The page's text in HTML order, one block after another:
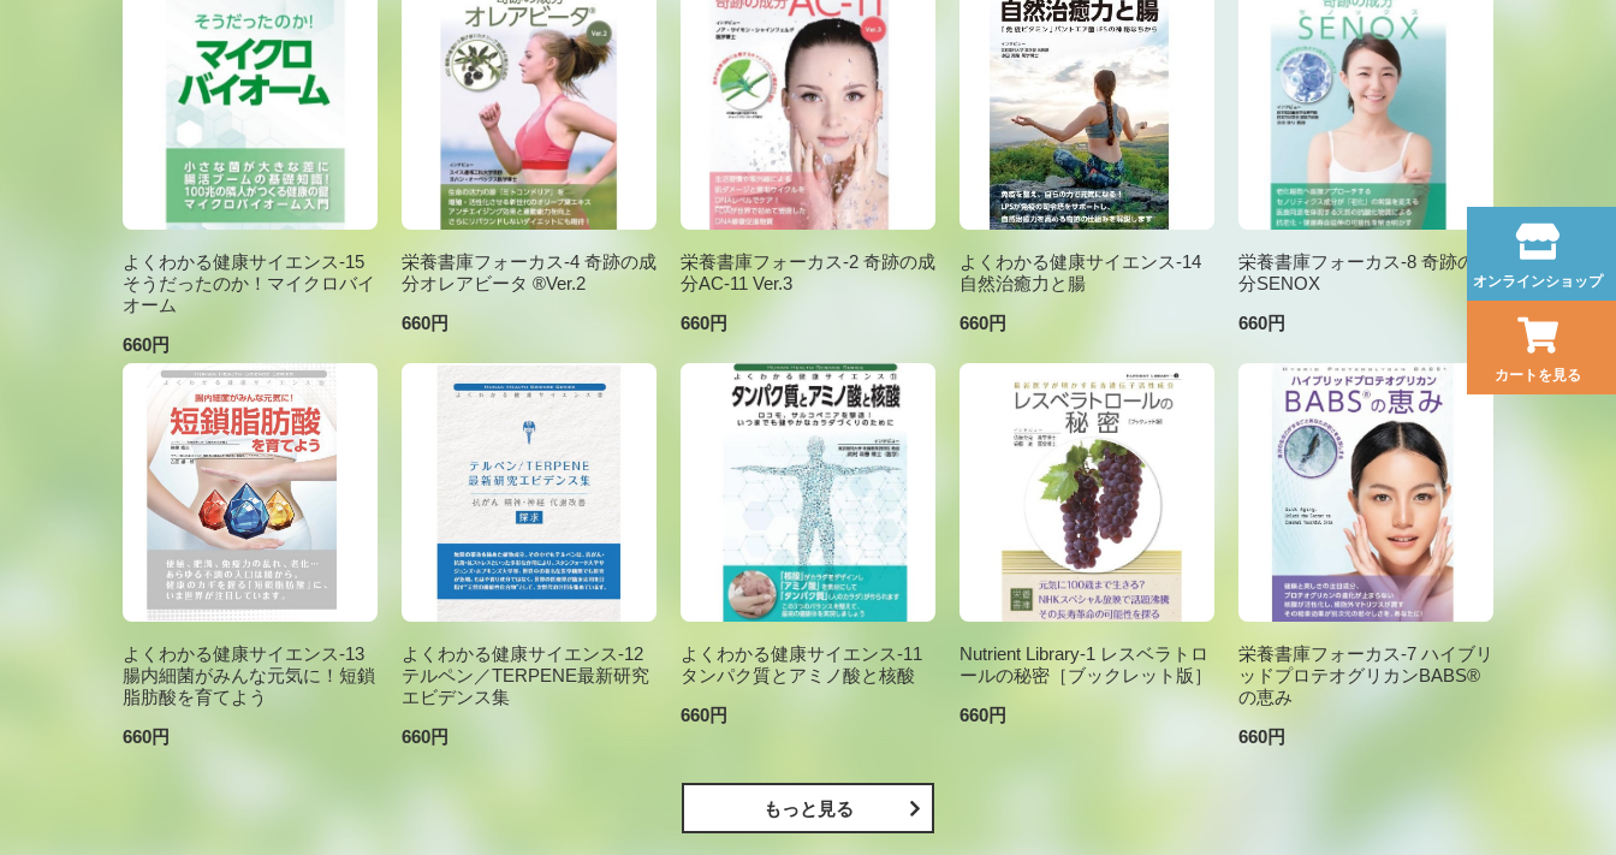
オンラインショップ
カートを見る
よくわかる健康サイエンス-15
そうだったのか！マイクロバイ
オーム
660円
栄養書庫フォーカス-4 奇跡の成
分オレアビータ ®Ver.2
660円
栄養書庫フォーカス-2 奇跡の成
分AC-11 Ver.3
660円
よくわかる健康サイエンス-14
自然治癒力と腸
660円
栄養書庫フォーカス-8 奇跡の成
分SENOX
660円
よくわかる健康サイエンス-13
腸内細菌がみんな元気に！短鎖
脂肪酸を育てよう
660円
よくわかる健康サイエンス-12
テルペン／TERPENE最新研究
エビデンス集
660円
よくわかる健康サイエンス-11
タンパク質とアミノ酸と核酸
660円
Nutrient Library-1 レスベラトロ
ールの秘密［ブックレット版］
660円
栄養書庫フォーカス-7 ハイブリ
ッドプロテオグリカンBABS®
の恵み
660円
もっと見る